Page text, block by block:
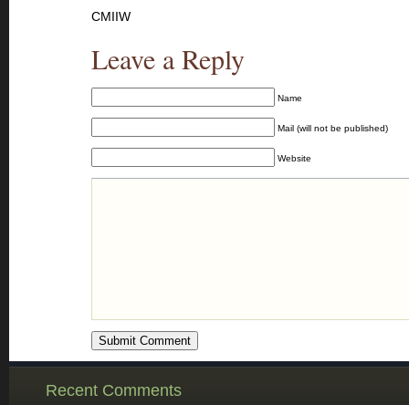
CMIIW
Leave a Reply
Name
Mail (will not be published)
Website
Recent Comments